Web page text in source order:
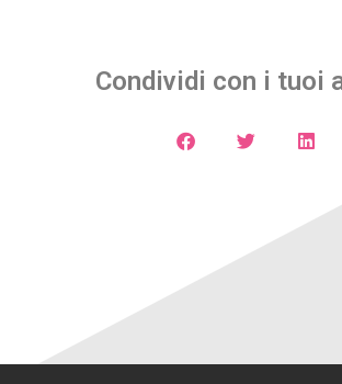
Condividi con i tuoi